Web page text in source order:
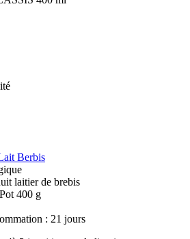
Berbis
laitier de brebis
400 g
: 21 jours